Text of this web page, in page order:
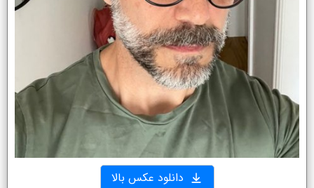
دانلود عکس بالا